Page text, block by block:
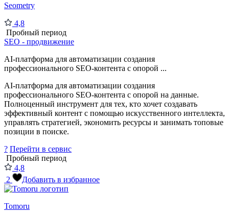
Seometry
4,8
Пробный период
SEO - продвижение
AI-платформа для автоматизации создания
профессионального SEO-контента с опорой ...
AI-платформа для автоматизации создания
профессионального SEO-контента с опорой на данные.
Полноценный инструмент для тех, кто хочет создавать
эффективный контент с помощью искусственного интеллекта,
управлять стратегией, экономить ресурсы и занимать топовые
позиции в поиске.
? Перейти в сервис
Пробный период
4,8
2
Добавить в избранное
Tomoru